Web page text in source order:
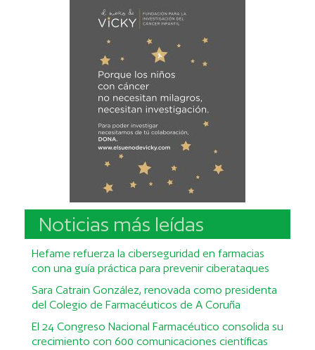
Noticias más leídas
Hefame refuerza la ciberseguridad en farmacias
con una guía práctica para prevenir ciberataques
Sara Catrain González, renovada como presidenta
del Colegio de Farmacéuticos de A Coruña
El 24 Congreso Nacional Farmacéutico consolida su
crecimiento con 600 comunicaciones científicas